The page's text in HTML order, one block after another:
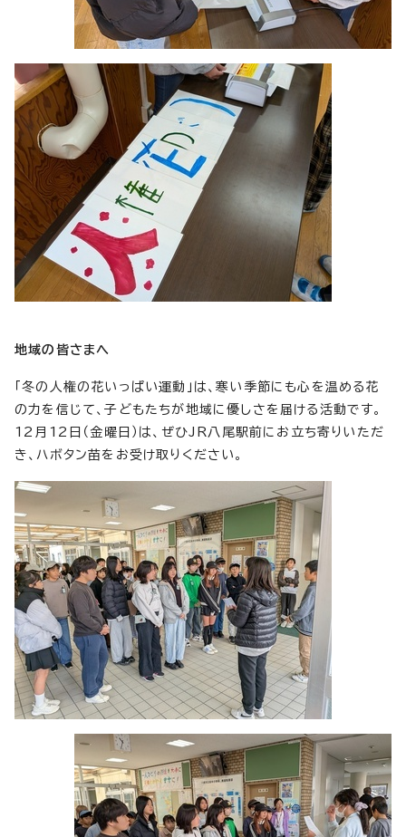
地域の皆さまへ
「冬の人権の花いっぱい運動」は、寒い季節にも心を温める花
の力を信じて、子どもたちが地域に優しさを届ける活動です。
12月12日（金曜日）は、ぜひJR八尾駅前にお立ち寄りいただ
き、ハボタン苗をお受け取りください。